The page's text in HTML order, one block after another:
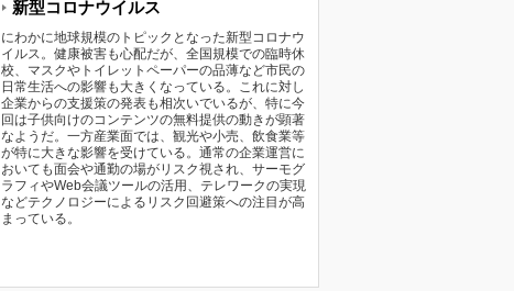
新型コロナウイルス
にわかに地球規模のトピックとなった新型コロナウ
イルス。健康被害も心配だが、全国規模での臨時休
校、マスクやトイレットペーパーの品薄など市民の
日常生活への影響も大きくなっている。これに対し
企業からの支援策の発表も相次いでいるが、特に今
回は子供向けのコンテンツの無料提供の動きが顕著
なようだ。一方産業面では、観光や小売、飲食業等
が特に大きな影響を受けている。通常の企業運営に
おいても面会や通勤の場がリスク視され、サーモグ
ラフィやWeb会議ツールの活用、テレワークの実現
などテクノロジーによるリスク回避策への注目が高
まっている。